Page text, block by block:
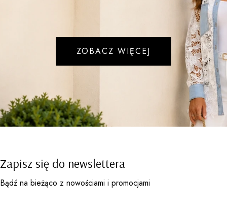
ZOBACZ WIĘCEJ
Zapisz się do newslettera
Bądź na bieżąco z nowościami i promocjami